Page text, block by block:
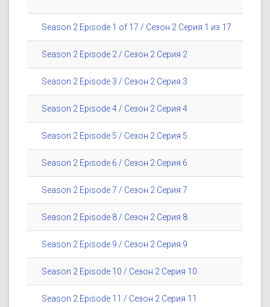
Season 2 Episode 1 of 17 / Сезон 2 Серия 1 из 17
Season 2 Episode 2 / Сезон 2 Серия 2
Season 2 Episode 3 / Сезон 2 Серия 3
Season 2 Episode 4 / Сезон 2 Серия 4
Season 2 Episode 5 / Сезон 2 Серия 5
Season 2 Episode 6 / Сезон 2 Серия 6
Season 2 Episode 7 / Сезон 2 Серия 7
Season 2 Episode 8 / Сезон 2 Серия 8
Season 2 Episode 9 / Сезон 2 Серия 9
Season 2 Episode 10 / Сезон 2 Серия 10
Season 2 Episode 11 / Сезон 2 Серия 11